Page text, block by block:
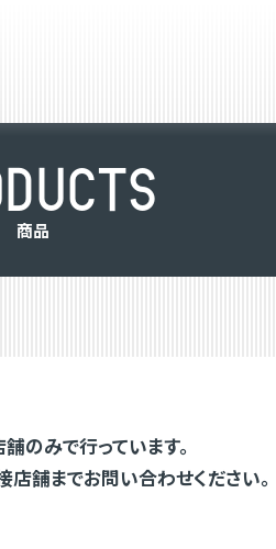
DUCTS
商品
のみで行っています。
舗までお問い合わせください。